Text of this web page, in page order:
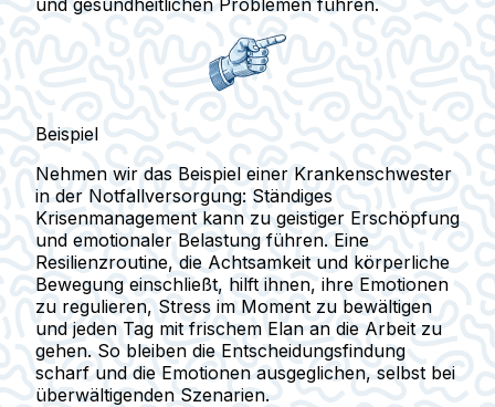
Beispiel
Nehmen wir das Beispiel einer Krankenschwester
in der Notfallversorgung: Ständiges
Krisenmanagement kann zu geistiger Erschöpfung
und emotionaler Belastung führen. Eine
Resilienzroutine, die Achtsamkeit und körperliche
Bewegung einschließt, hilft ihnen, ihre Emotionen
zu regulieren, Stress im Moment zu bewältigen
und jeden Tag mit frischem Elan an die Arbeit zu
gehen. So bleiben die Entscheidungsfindung
scharf und die Emotionen ausgeglichen, selbst bei
überwältigenden Szenarien.